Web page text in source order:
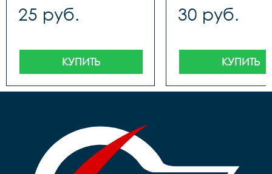
25 руб.
КУПИТЬ
30 руб.
КУПИТЬ